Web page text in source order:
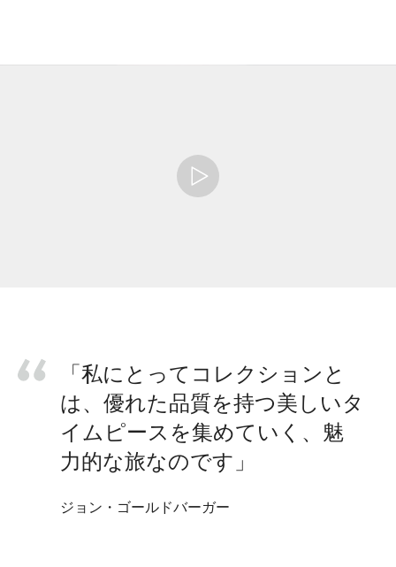
「私にとってコレクションと
は、優れた品質を持つ美しいタ
イムピースを集めていく、魅
力的な旅なのです」
ジョン・ゴールドバーガー